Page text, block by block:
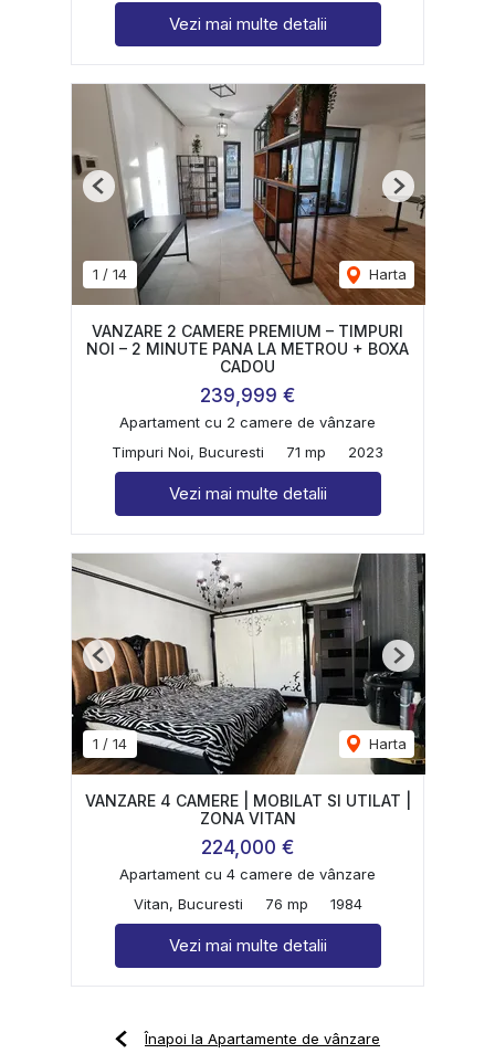
Vezi mai multe detalii
1 / 14 Harta
Previous Next
VANZARE 2 CAMERE PREMIUM – TIMPURI
NOI – 2 MINUTE PANA LA METROU + BOXA
CADOU
239,999 €
Apartament cu 2 camere de vânzare
Timpuri Noi, Bucuresti
71 mp 2023
Vezi mai multe detalii
1 / 14 Harta
Previous Next
VANZARE 4 CAMERE | MOBILAT SI UTILAT |
ZONA VITAN
224,000 €
Apartament cu 4 camere de vânzare
Vitan, Bucuresti
76 mp 1984
Vezi mai multe detalii
Înapoi la Apartamente de vânzare